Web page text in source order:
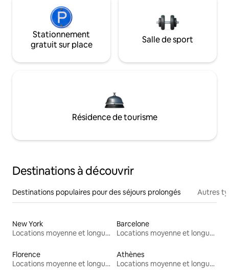
Stationnement
gratuit sur place
Salle de sport
Résidence de tourisme
Destinations à découvrir
Destinations populaires pour des séjours prolongés Autres
New York
Locations moyenne et longue durée
Barcelone
Locations moyenne et longue durée
Florence
Locations moyenne et longue durée
Athènes
Locations moyenne et longue durée